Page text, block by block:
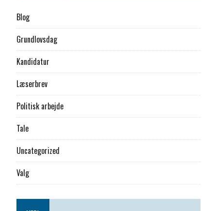
Blog
Grundlovsdag
Kandidatur
Læserbrev
Politisk arbejde
Tale
Uncategorized
Valg